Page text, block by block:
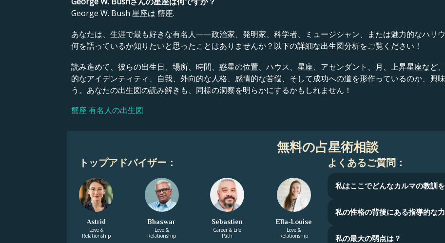
George W. Bush 星座は 蟹座.
あなたは、生涯で最も好きな有名人——政治家、発明家、科学者、ミュージシャン、または魅力的なハ
何を語っているか知りたいと思ったことはありませんか？以下の詳細な出生図分析をご覧ください！
読み進めて、彼らの出生日、場所、時間、惑星の位置、ハウス、星座、アセンダント、月、上昇星座など
的なアイデンティティ、自我、外向的な人格、感情的な苦悩、そして成功への道を形作っているのか、興
う。あなたの出生図の読み解きも、同様の洞察を明らかにするかもしれません！
蟹座 有名人の出生図
無料の占星術相談
トップアドバイザー：
Astrid
Love &
Relationship
Bhaswar
Love &
Relationship
Sebastien
Career & Life
Path
Ella-Louise
Love &
Relationship
よくあるご質問：
私はここでどんなカルマの教訓
私の性格の背後にある指導的な
私の最大の弱点は？